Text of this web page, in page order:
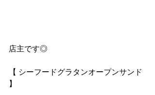
店主です◎
【 シーフードグラタンオープンサンド
】